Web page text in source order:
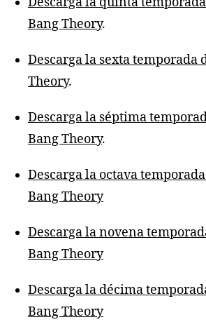
Bang Theory.
Descarga la sexta temporada
Theory.
Descarga la séptima
Bang Theory.
Descarga la octava
Bang Theory
Descarga la novena
Bang Theory
Descarga la décima
Bang Theory